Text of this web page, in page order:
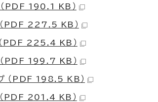
PDF 190.1 KB）
PDF 227.5 KB）
PDF 225.4 KB）
PDF 199.7 KB）
（PDF 198.5 KB）
PDF 201.4 KB）